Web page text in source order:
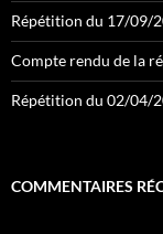
Répétition du 17/09/
Compte rendu de la
Répétition du 02/04/
COMMENTAIRES